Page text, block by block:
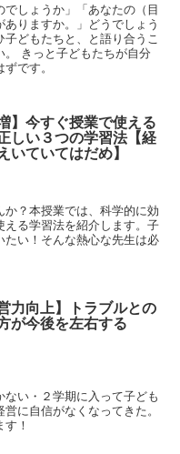
でしょうか」「あなたの（目
りますか。」どうでしょう
どもたちと、と語り合うこ
。 きっと子どもたちが自分
です。
】今すぐ授業で使える
しい３つの学習法【経
いていてはだめ】
？本授業では、科学的に効
る学習法を紹介します。子
たい！そんな熱心な先生は必
力向上】トラブルとの
が今後を左右する
ない・２学期に入って子ども
に自信がなくなってきた。
！